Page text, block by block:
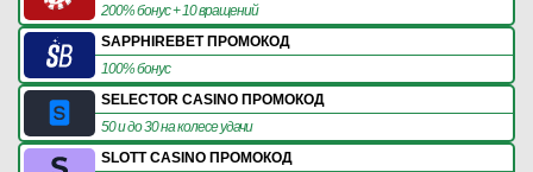
200% бонус + 10 вращений
SAPPHIREBET ПРОМОКОД
100% бонус
SELECTOR CASINO ПРОМОКОД
50 и до 30 на колесе удачи
SLOTT CASINO ПРОМОКОД